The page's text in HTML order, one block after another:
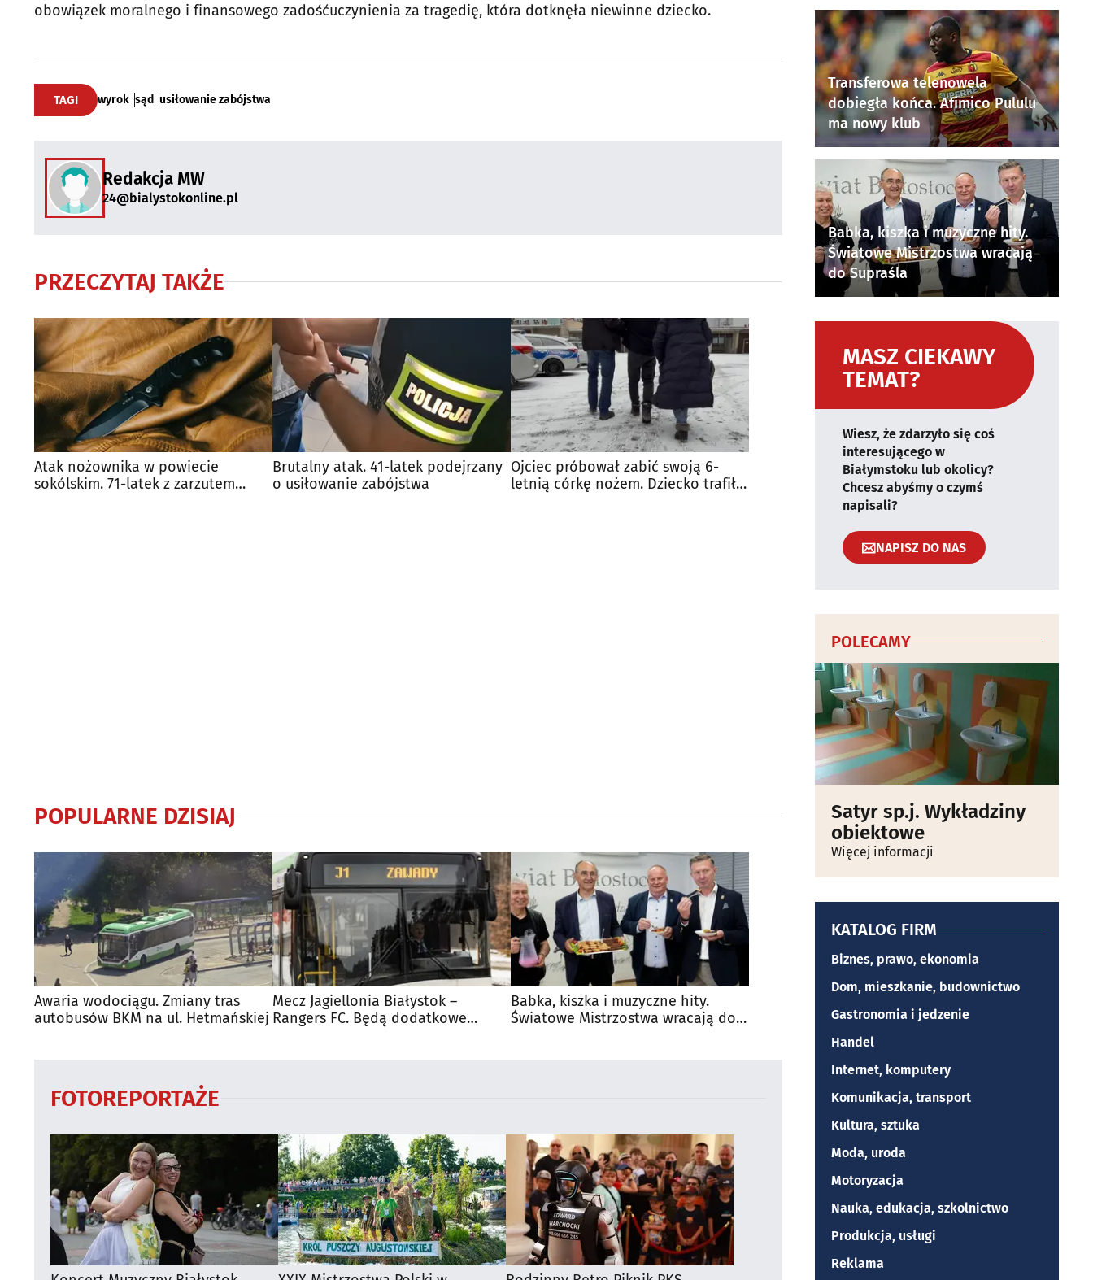
obowiązek moralnego i finansowego zadośćuczynienia za tragedię, która dotknęła niewinne dziecko.
TAGI wyrok sąd usiłowanie zabójstwa
Redakcja MW
24@bialystokonline.pl
PRZECZYTAJ TAKŻE
Atak nożownika w powiecie
sokólskim. 71-latek z zarzutem
Brutalny atak. 41-latek podejrzany
o usiłowanie zabójstwa
Ojciec próbował zabić swoją 6-
letnią córkę nożem. Dziecko trafiło
POPULARNE DZISIAJ
Awaria wodociągu. Zmiany tras
autobusów BKM na ul. Hetmańskiej
Mecz Jagiellonia Białystok –
Rangers FC. Będą dodatkowe
Babka, kiszka i muzyczne hity.
Światowe Mistrzostwa wracają do
FOTOREPORTAŻE
Transferowa telenowela
dobiegła końca. Afimico Pululu
ma nowy klub
Babka, kiszka i muzyczne hity.
Światowe Mistrzostwa wracają
do Supraśla
MASZ CIEKAWY
TEMAT?
Wiesz, że zdarzyło się coś
interesującego w
Białymstoku lub okolicy?
Chcesz abyśmy o czymś
napisali?
NAPISZ DO NAS
POLECAMY
Satyr sp.j. Wykładziny
obiektowe
Więcej informacji
KATALOG FIRM
Biznes, prawo, ekonomia
Dom, mieszkanie, budownictwo
Gastronomia i jedzenie
Handel
Internet, komputery
Komunikacja, transport
Kultura, sztuka
Moda, uroda
Motoryzacja
Nauka, edukacja, szkolnictwo
Produkcja, usługi
Reklama